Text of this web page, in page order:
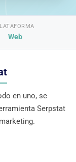
Web
en uno, se
Serpstat